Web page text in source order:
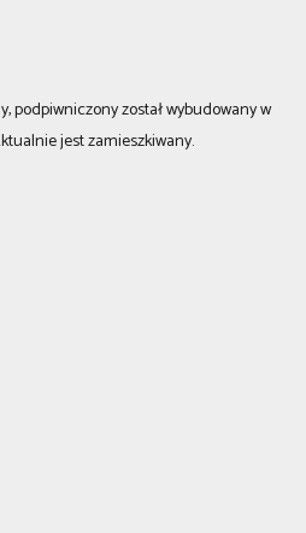
podpiwniczony został wybudowany w
jest zamieszkiwany.